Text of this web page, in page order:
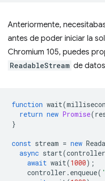
Anteriormente,
antes de poder iniciar la
Chromium 105, puedes
ReadableStream de
function wait(
return new Promise(
}
const stream = new
async start(controller
await wait(1000);
controller . enqueue(